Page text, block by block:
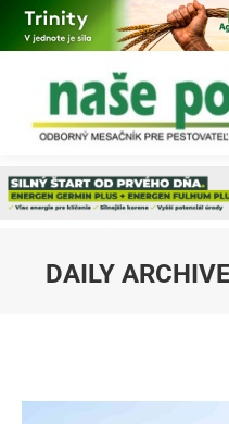
DAILY